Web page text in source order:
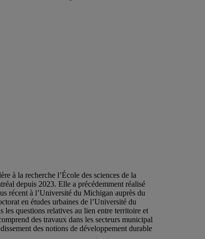
à la recherche l’École des sciences de la
depuis 2023. Elle a précédemment réalisé
récent à l’Université du Michigan auprès du
en études urbaines de l’Université du
les questions relatives au lien entre territoire et
des travaux dans les secteurs municipal
des notions de développement durable